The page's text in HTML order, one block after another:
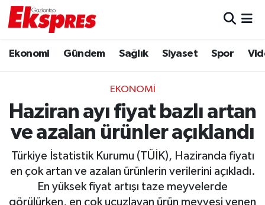
Ekonomi Gündem Sağlık Siyaset Spor
EKONOMI
Haziran ayı fiyat bazlı artan
ve azalan ürünler açıklandı
Türkiye İstatistik Kurumu (TÜİK), Haziranda fiyatı
en çok artan ve azalan ürünlerin verilerini açıkladı.
En yüksek fiyat artışı taze meyvelerde
görülürken, en çok ucuzlayan ürün meyvesi yenen
Ekonomi
Gaziantep son dakika
Genel
Gündem
Haberler
Trafik Durumu
Puan Durumu ve Fikstür
Tüm Manşetler
Son Dakika Haberleri
Haber Arşivi